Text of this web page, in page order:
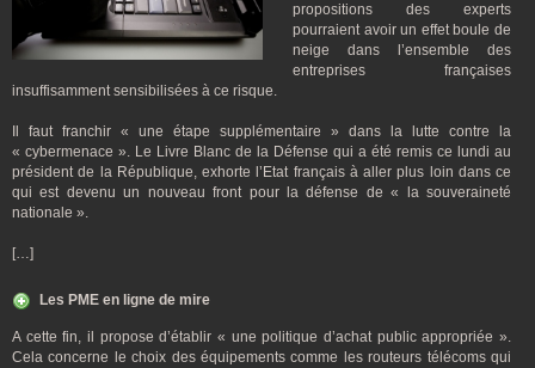
propositions des experts
pourraient avoir un effet boule de
neige dans l’ensemble des
entreprises françaises
insuffisamment sensibilisées à ce risque.
Il faut franchir « une étape supplémentaire » dans la lutte contre la
« cybermenace ». Le Livre Blanc de la Défense qui a été remis ce lundi au
président de la République, exhorte l’Etat français à aller plus loin dans ce
qui est devenu un nouveau front pour la défense de « la souveraineté
nationale ».
[…]
Les PME en ligne de mire
A cette fin, il propose d’établir « une politique d’achat public appropriée ».
Cela concerne le choix des équipements comme les routeurs télécoms qui